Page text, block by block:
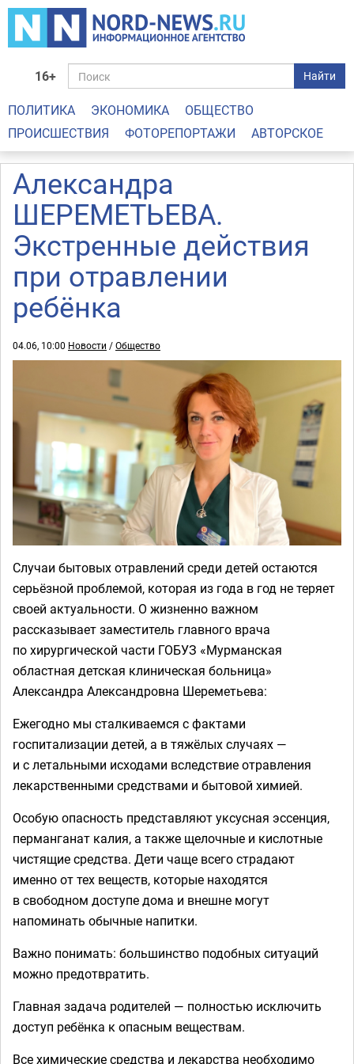
16+ Найти
ПОЛИТИКА ЭКОНОМИКА
ОБЩЕСТВО
ПРОИСШЕСТВИЯ
ФОТОРЕПОРТАЖИ АВТОРСКОЕ
Александра
ШЕРЕМЕТЬЕВА.
Экстренные действия
при отравлении
ребёнка
04.06, 10:00 Новости /Общество
Случаи бытовых отравлений среди детей остаются
серьёзной проблемой, которая из года в год не теряет
своей актуальности. О жизненно важном
рассказывает заместитель главного врача
по хирургической части ГОБУЗ «Мурманская
областная детская клиническая больница»
Александра Александровна Шереметьева:
Ежегодно мы сталкиваемся с фактами
госпитализации детей, а в тяжёлых случаях —
и с летальными исходами вследствие отравления
лекарственными средствами и бытовой химией.
Особую опасность представляют уксусная эссенция,
перманганат калия, а также щелочные и кислотные
чистящие средства. Дети чаще всего страдают
именно от тех веществ, которые находятся
в свободном доступе дома и внешне могут
напоминать обычные напитки.
Важно понимать: большинство подобных ситуаций
можно предотвратить.
Главная задача родителей — полностью исключить
доступ ребёнка к опасным веществам.
Все химические средства и лекарства необходимо